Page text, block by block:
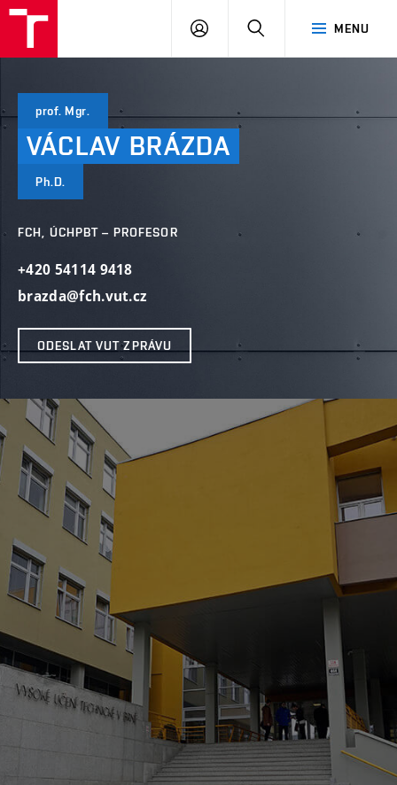
MENU
PŘIHLÁSIT
prof. Mgr.
VÁCLAV BRÁZDA
Ph.D.
FCH, ÚCHPBT – PROFESOR
+420 54114 9418
brazda@fch.vut.cz
ODESLAT VUT ZPRÁVU